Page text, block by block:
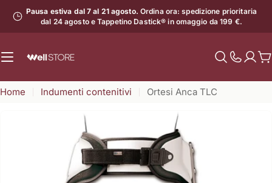
contenuto
Pausa estiva dal 7 al 21 agosto. Ordina ora: spedizione prioritaria
dal 24 agosto e Tappetino Dastick® in omaggio da 199 €.
il
Home Indumenti contenitivi Ortesi Anca TLC